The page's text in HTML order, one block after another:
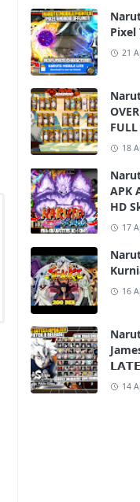
Pixel
21
FULL
18
APK
HD
17
16
14